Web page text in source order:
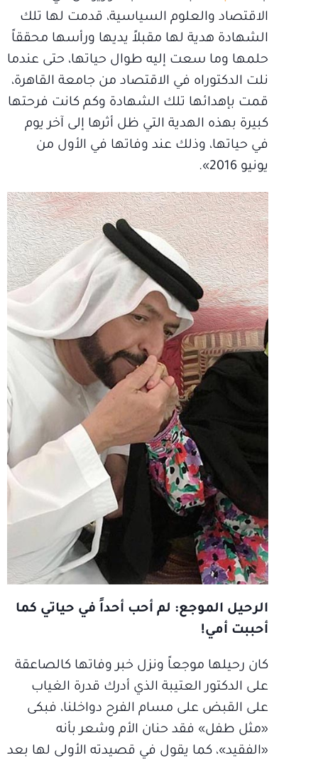
الاقتصاد والعلوم السياسية، قدمت لها تلك
الشهادة هدية لها مقبلاً يديها ورأسها محققاً
حلمها وما سعت إليه طوال حياتها، حتى عندما
نلت الدكتوراه في الاقتصاد من جامعة القاهرة،
قمت بإهدائها تلك الشهادة وكم كانت فرحتها
كبيرة بهذه الهدية التي ظل أثرها إلى آخر يوم
في حياتها، وذلك عند وفاتها في الأول من
يونيو 2016».
الرحيل الموجع: لم أحب أحداً في حياتي كما
أحببت أمي!
كان رحيلها موجعاً ونزل خبر وفاتها كالصاعقة
على الدكتور العتيبة الذي أدرك قدرة الغياب
على القبض على مسام الفرح دواخلنا، فبكى
«مثل طفل» فقد حنان الأم وشعر بأنه
«الفقيد»، كما يقول في قصيدته الأولى لها بعد